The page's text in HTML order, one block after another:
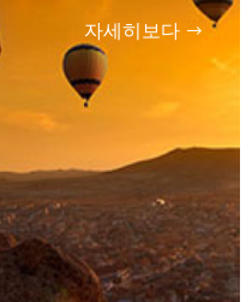
자세히보다